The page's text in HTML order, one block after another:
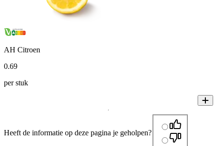
AH Citroen
0.69
per stuk
Heeft de informatie op deze pagina je geholpen?